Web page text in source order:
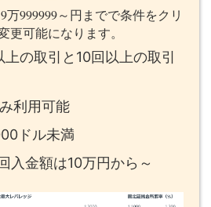
万999999～円までで条件をクリ
更可能になります。
の取引と10回以上の取引
利用可能
ドル未満
入金額は10万円から～